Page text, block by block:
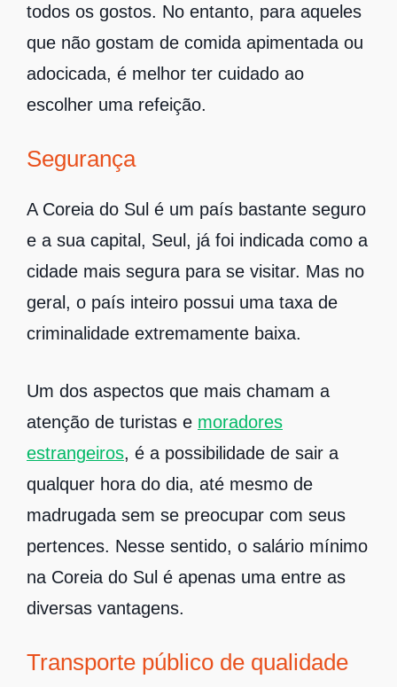
todos os gostos. No entanto, para aqueles
que não gostam de comida apimentada ou
adocicada, é melhor ter cuidado ao
escolher uma refeição.
Segurança
A Coreia do Sul é um país bastante seguro
e a sua capital, Seul, já foi indicada como a
cidade mais segura para se visitar. Mas no
geral, o país inteiro possui uma taxa de
criminalidade extremamente baixa.
Um dos aspectos que mais chamam a
atenção de turistas e moradores
estrangeiros, é a possibilidade de sair a
qualquer hora do dia, até mesmo de
madrugada sem se preocupar com seus
pertences. Nesse sentido, o salário mínimo
na Coreia do Sul é apenas uma entre as
diversas vantagens.
Transporte público de qualidade